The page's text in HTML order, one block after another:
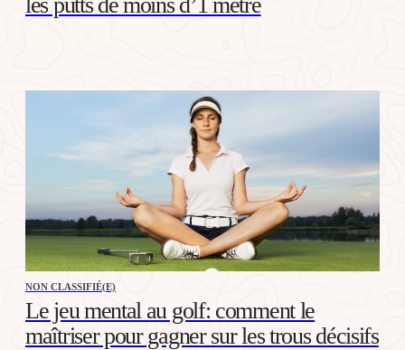
NON CLASSIFIÉ(E)
Le jeu mental au golf: comment le
maîtriser pour gagner sur les trous décisifs